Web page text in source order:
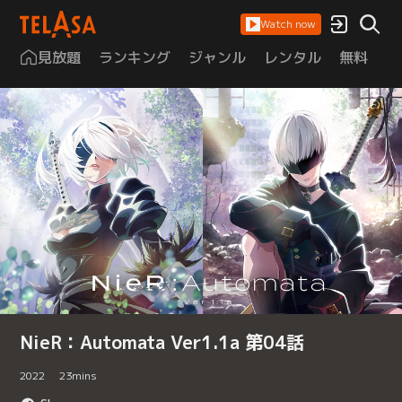
Watch now
見放題 ランキング ジャンル レンタル 無料
NieR：Automata Ver1.1a 第04話
2022 23mins